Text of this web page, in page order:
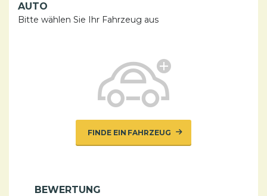
AUTO
Bitte wählen Sie Ihr Fahrzeug aus
FINDE EIN FAHRZEUG
BEWERTUNG